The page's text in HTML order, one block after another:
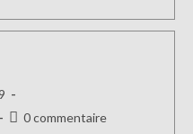
Commentaires
0 commentaire